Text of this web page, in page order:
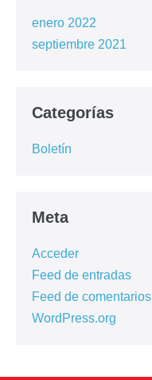
enero 2022
septiembre 2021
Categorías
Boletín
Meta
Acceder
Feed de entradas
Feed de comentarios
WordPress.org